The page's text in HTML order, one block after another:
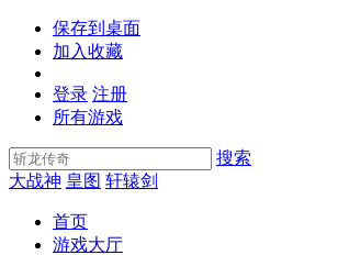
保存到桌面
加入收藏
登录 注册
所有游戏
搜索
大战神 皇图 轩辕剑
首页
游戏大厅